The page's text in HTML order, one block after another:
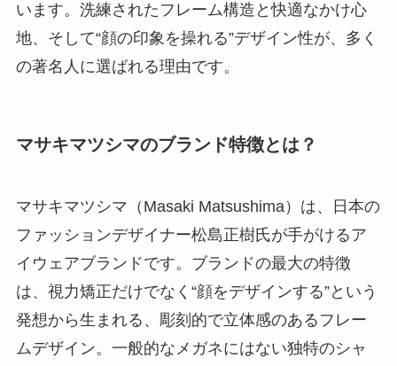
います。洗練されたフレーム構造と快適なかけ心
地、そして“顔の印象を操れる”デザイン性が、多く
の著名人に選ばれる理由です。
マサキマツシマのブランド特徴とは？
マサキマツシマ（Masaki Matsushima）は、日本の
ファッションデザイナー松島正樹氏が手がけるア
イウェアブランドです。ブランドの最大の特徴
は、視力矯正だけでなく“顔をデザインする”という
発想から生まれる、彫刻的で立体感のあるフレー
ムデザイン。一般的なメガネにはない独特のシャ